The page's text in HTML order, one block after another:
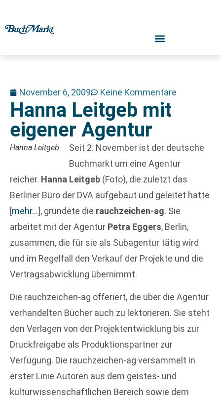
November 6, 2009 Keine Kommentare
Hanna Leitgeb mit
eigener Agentur
Hanna Leitgeb
Seit 2. November ist der deutsche
Buchmarkt um eine Agentur
reicher. Hanna Leitgeb (Foto), die zuletzt das
Berliner Büro der DVA aufgebaut und geleitet hatte
[mehr…], gründete die rauchzeichen-ag. Sie
arbeitet mit der Agentur Petra Eggers, Berlin,
zusammen, die für sie als Subagentur tätig wird
und im Regelfall den Verkauf der Projekte und die
Vertragsabwicklung übernimmt.
Die rauchzeichen-ag offeriert, die über die Agentur
verhandelten Bücher auch zu lektorieren. Sie steht
den Verlagen von der Projektentwicklung bis zur
Druckfreigabe als Produktionspartner zur
Verfügung. Die rauchzeichen-ag versammelt in
erster Linie Autoren aus dem geistes- und
kulturwissenschaftlichen Bereich sowie dem